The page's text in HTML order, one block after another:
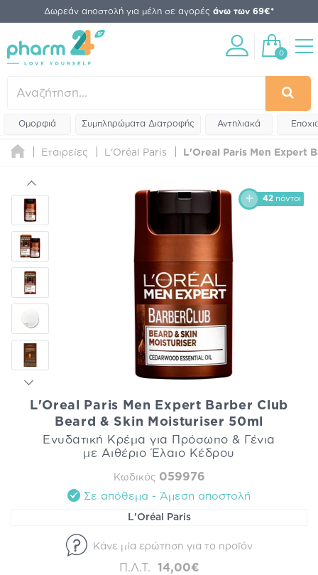
Δωρεάν αποστολή για μέλη σε αγορές άνω των 69€*
0
Ομορφιά Συμπληρώματα Διατροφής Αντηλιακά
Εταιρείες L'Oréal Paris L'Oreal Paris Men Expert
42 πόντοι
L'Oreal Paris Men Expert Barber Club
Beard & Skin Moisturiser 50ml
Ενυδατική Κρέμα για Πρόσωπο & Γένια
με Αιθέριο Έλαιο Κέδρου
Κωδικός 059976
Σε απόθεμα - Άμεση αποστολή
L'Oréal Paris
Κάνε μία ερώτηση για το προϊόν
Π.Λ.Τ. 14,00€